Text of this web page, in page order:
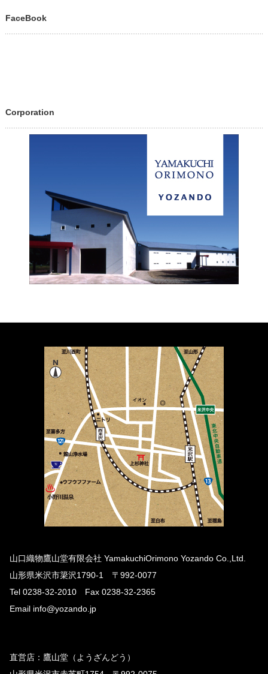
FaceBook
Corporation
山口織物鷹山堂有限会社 YamakuchiOrimono Yozando Co.,Ltd.
山形県米沢市簗沢1790-1 〒992-0077
Tel 0238-32-2010 Fax 0238-32-2365
Email info@yozando.jp
直営店：鷹山堂（ようざんどう）